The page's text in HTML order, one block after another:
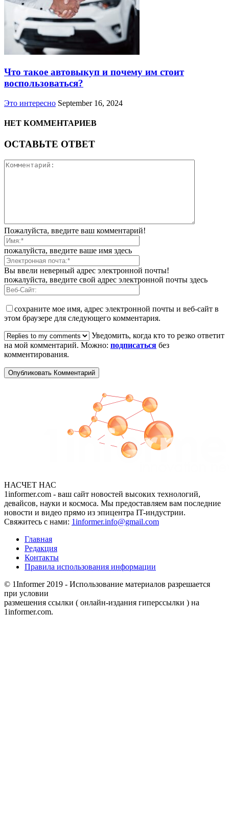
Что такое автовыкуп и почему им стоит
воспользоваться?
Это интересно September 16, 2024
НЕТ КОММЕНТАРИЕВ
ОСТАВЬТЕ ОТВЕТ
Пожалуйста, введите ваш комментарий!
пожалуйста, введите ваше имя здесь
Вы ввели неверный адрес электронной почты!
пожалуйста, введите свой адрес электронной почты здесь
сохраните мое имя, адрес электронной почты и веб-сайт в
этом браузере для следующего комментария.
Уведомить, когда кто то резко ответит
на мой комментарий. Можно: подписаться без
комментирования.
НАСЧЕТ НАС
1informer.com - ваш сайт новостей высоких технологий,
девайсов, науки и космоса. Мы предоставляем вам последние
новости и видео прямо из эпицентра IT-индустрии.
Свяжитесь с нами: 1informer.info@gmail.com
Главная
Редакция
Контакты
Правила использования информации
© 1Informer 2019 - Использование материалов разрешается
при условии
размешения ссылки ( онлайн-издания гиперссылки ) на
1informer.com.